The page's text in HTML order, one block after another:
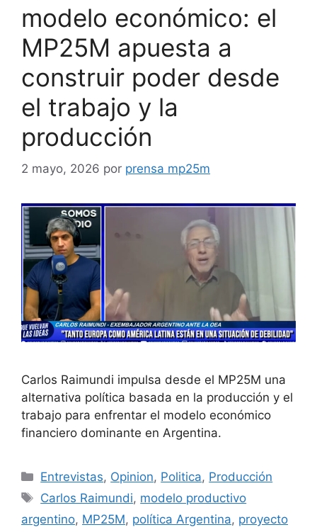
modelo económico: el
MP25M apuesta a
construir poder desde
el trabajo y la
producción
2 mayo, 2026 por prensa mp25m
Carlos Raimundi impulsa desde el MP25M una
alternativa política basada en la producción y el
trabajo para enfrentar el modelo económico
financiero dominante en Argentina.
Entrevistas, Opinion, Politica, Producción
Carlos Raimundi, modelo productivo
argentino, MP25M, política Argentina, proyecto